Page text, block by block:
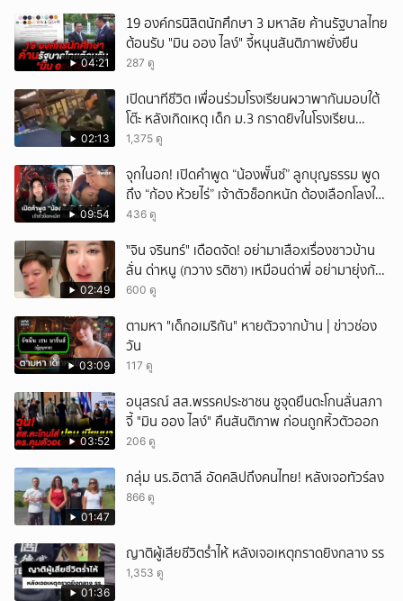
04:21
19 องค์กรนิสิตนักศึกษา 3 มหาลัย ค้านรัฐบาลไทย
ต้อนรับ "มิน ออง ไลง์" จี้หนุนสันติภาพยั่งยืน
287 ดู
02:13
เปิดนาทีชีวิต เพื่อนร่วมโรงเรียนผวาพากันมอบใต้
โต๊ะ หลังเกิดเหตุ เด็ก ม.3 กราดยิvในโรงเรียน
เทพศิรินทร์นนท์ แบบไม่เลือกหน้า เสียงปืนดังสนั่น
1,375 ดู
09:54
จุกในอก! เปิดคำพูด “น้องพั๊นซ์” ลูกบุญธรรม พูด
ถึง “ก้อง ห้วยไร่” เจ้าตัวช็อกหนัก ต้องเลือกโลงให้
ลูก!
436 ดู
02:49
ั่"จิน จรินทร์" เดือดจัด! อย่ามาเสือxเรื่องชาวบ้าน
ลั่น ด่าหนู (กวาง รติชา) เหมือนด่าพี่ อย่ามายุ่งกับ
คนของผม จบ!!!
600 ดู
03:09
ตามหา "เด็กอเมริกัน" หายตัวจากบ้าน | ข่าวช่อง
วัน
117 ดู
03:52
อนุสรณ์ สส.พรรคประชาชน ชูจุดยืนตะโกนลั่นสภา
จี้ "มิน ออง ไลง์" คืนสันติภาพ ก่อนถูกหิ้วตัวออก
206 ดู
01:47
กลุ่ม นร.อิตาลี อัดคลิปถึงคนไทย! หลังเจอทัวร์ลง
866 ดู
01:36
ญาติผู้เสียชีวิตร่ำไห้ หลังเจอเหตุกราดยิงกลาง รร
1,353 ดู